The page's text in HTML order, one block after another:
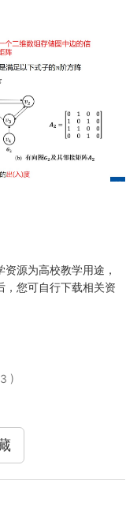
源为高校教学用途，
，您可自行下载相关资
)